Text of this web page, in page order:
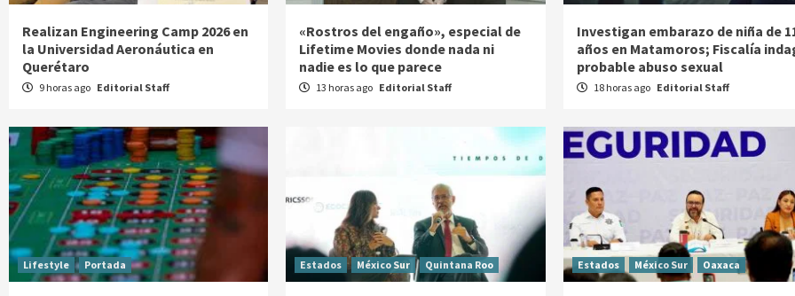
Realizan Engineering Camp 2026 en
la Universidad Aeronáutica en
Querétaro
9 horas ago Editorial Staff
«Rostros del engaño», especial de
Lifetime Movies donde nada ni
nadie es lo que parece
13 horas ago Editorial Staff
Investigan embarazo de niña de
años en Matamoros; Fiscalía
probable abuso sexual
18 horas ago Editorial Staff
Lifestyle Portada Estados México Sur Quintana Roo Estados México Sur Oaxaca